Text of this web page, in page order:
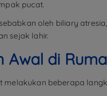
pucat.
oleh biliary
sejak lahir.
Awal di
melakukan beberapa